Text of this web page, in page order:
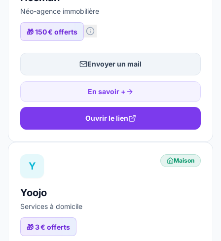
Néo-agence immobilière
🎁150 € offerts
Envoyer un mail
En savoir +
Ouvrir le lien
Y Maison
Yoojo
Services à domicile
🎁3 € offerts